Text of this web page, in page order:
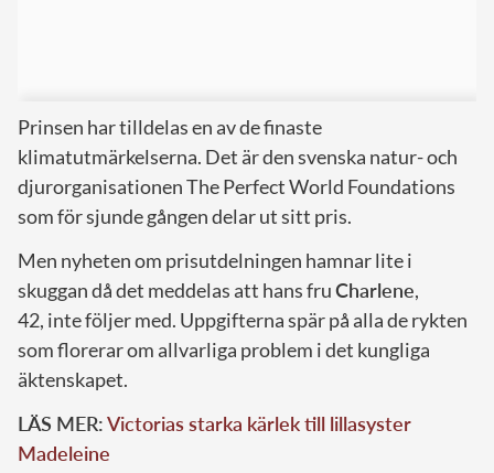
Prinsen har tilldelas en av de finaste
klimatutmärkelserna. Det är den svenska natur- och
djurorganisationen The Perfect World Foundations
som för sjunde gången delar ut sitt pris.
Men nyheten om prisutdelningen hamnar lite i
skuggan då det meddelas att hans fruCharlene,
42, inte följer med. Uppgifterna spär på alla de rykten
som florerar om allvarliga problem i det kungliga
äktenskapet.
LÄS MER:Victorias starka kärlek till lillasyster
Madeleine